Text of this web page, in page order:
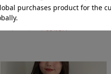
期間限定タイムセールSALE価格から更に
10%OFF! 8/10 10:00まで
￥6,600